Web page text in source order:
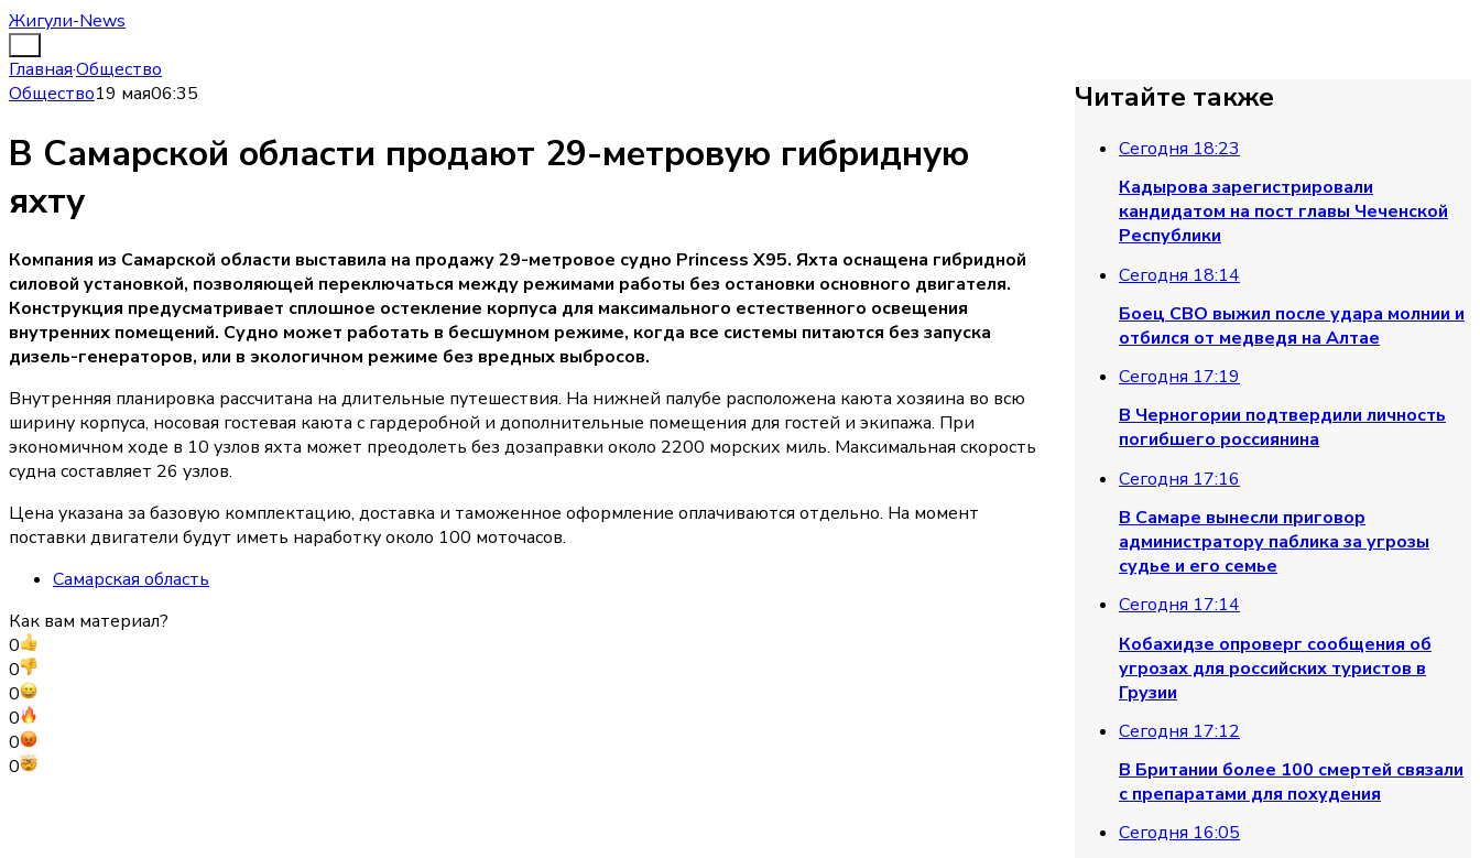
Жигули-News
Главная·Общество
Общество19 мая06:35
В Самарской области продают 29-метровую гибридную
яхту
Компания из Самарской области выставила на продажу 29-метровое судно Princess X95. Яхта оснащена гибридной
силовой установкой, позволяющей переключаться между режимами работы без остановки основного двигателя.
Конструкция предусматривает сплошное остекление корпуса для максимального естественного освещения
внутренних помещений. Судно может работать в бесшумном режиме, когда все системы питаются без запуска
дизель-генераторов, или в экологичном режиме без вредных выбросов.
Внутренняя планировка рассчитана на длительные путешествия. На нижней палубе расположена каюта хозяина во всю
ширину корпуса, носовая гостевая каюта с гардеробной и дополнительные помещения для гостей и экипажа. При
экономичном ходе в 10 узлов яхта может преодолеть без дозаправки около 2200 морских миль. Максимальная скорость
судна составляет 26 узлов.
Цена указана за базовую комплектацию, доставка и таможенное оформление оплачиваются отдельно. На момент
поставки двигатели будут иметь наработку около 100 моточасов.
Самарская область
Как вам материал?
0
0
0
0
0
0
Читайте также
Сегодня 18:23
Кадырова зарегистрировали
кандидатом на пост главы Чеченской
Республики
Сегодня 18:14
Боец СВО выжил после удара молнии и
отбился от медведя на Алтае
Сегодня 17:19
В Черногории подтвердили личность
погибшего россиянина
Сегодня 17:16
В Самаре вынесли приговор
администратору паблика за угрозы
судье и его семье
Сегодня 17:14
Кобахидзе опроверг сообщения об
угрозах для российских туристов в
Грузии
Сегодня 17:12
В Британии более 100 смертей связали
с препаратами для похудения
Сегодня 16:05